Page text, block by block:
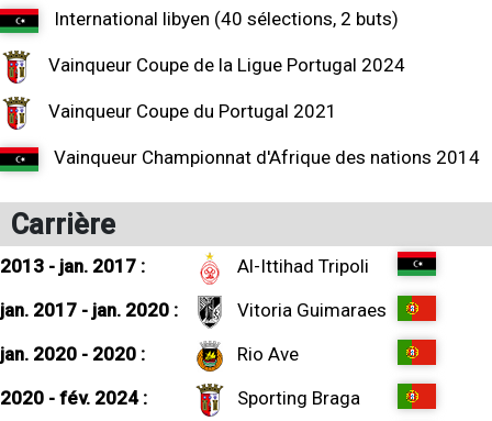
International libyen (40 sélections, 2 buts)
Vainqueur Coupe de la Ligue Portugal 2024
Vainqueur Coupe du Portugal 2021
Vainqueur Championnat d'Afrique des nations 2014
Carrière
2013 - jan. 2017 :
Al-Ittihad Tripoli
jan. 2017 - jan. 2020 :
Vitoria Guimaraes
jan. 2020 - 2020 :
Rio Ave
2020 - fév. 2024 :
Sporting Braga